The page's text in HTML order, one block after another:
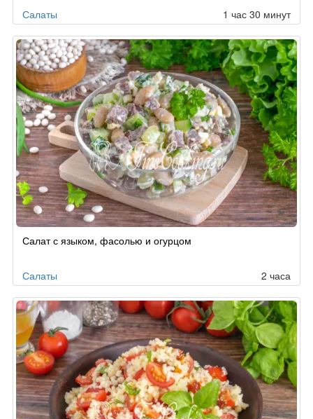
Салаты 1 час 30 минут
Салат с языком, фасолью и огурцом
Салаты 2 часа